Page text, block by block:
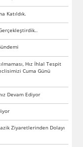
Katıldık.
Hız İhlal Tespit
Cuma Günü
Devam Ediyor
Ziyaretlerinden Dolayı